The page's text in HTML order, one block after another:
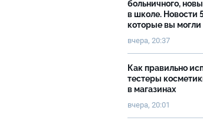
больничного,
в школе. Новости
которые вы могли
вчера, 20:37
Как правильно
тестеры
в магазинах
вчера, 20:01